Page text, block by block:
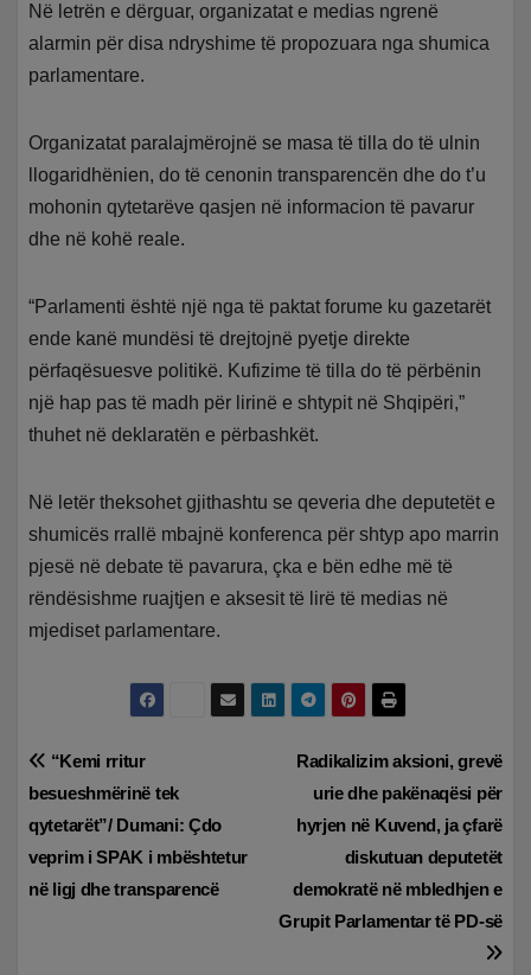
Në letrën e dërguar, organizatat e medias ngrenë
alarmin për disa ndryshime të propozuara nga shumica
parlamentare.
Organizatat paralajmërojnë se masa të tilla do të ulnin
llogaridhënien, do të cenonin transparencën dhe do t’u
mohonin qytetarëve qasjen në informacion të pavarur
dhe në kohë reale.
“Parlamenti është një nga të paktat forume ku gazetarët
ende kanë mundësi të drejtojnë pyetje direkte
përfaqësuesve politikë. Kufizime të tilla do të përbënin
një hap pas të madh për lirinë e shtypit në Shqipëri,”
thuhet në deklaratën e përbashkët.
Në letër theksohet gjithashtu se qeveria dhe deputetët e
shumicës rrallë mbajnë konferenca për shtyp apo marrin
pjesë në debate të pavarura, çka e bën edhe më të
rëndësishme ruajtjen e aksesit të lirë të medias në
mjediset parlamentare.
Lëvizje
te
postimet
Radikalizim aksioni, grevë
urie dhe pakënaqësi për
hyrjen në Kuvend, ja çfarë
diskutuan deputetët
demokratë në mbledhjen e
Grupit Parlamentar të PD-së
“Kemi rritur
besueshmërinë tek
qytetarët”/ Dumani: Çdo
veprim i SPAK i mbështetur
në ligj dhe transparencë